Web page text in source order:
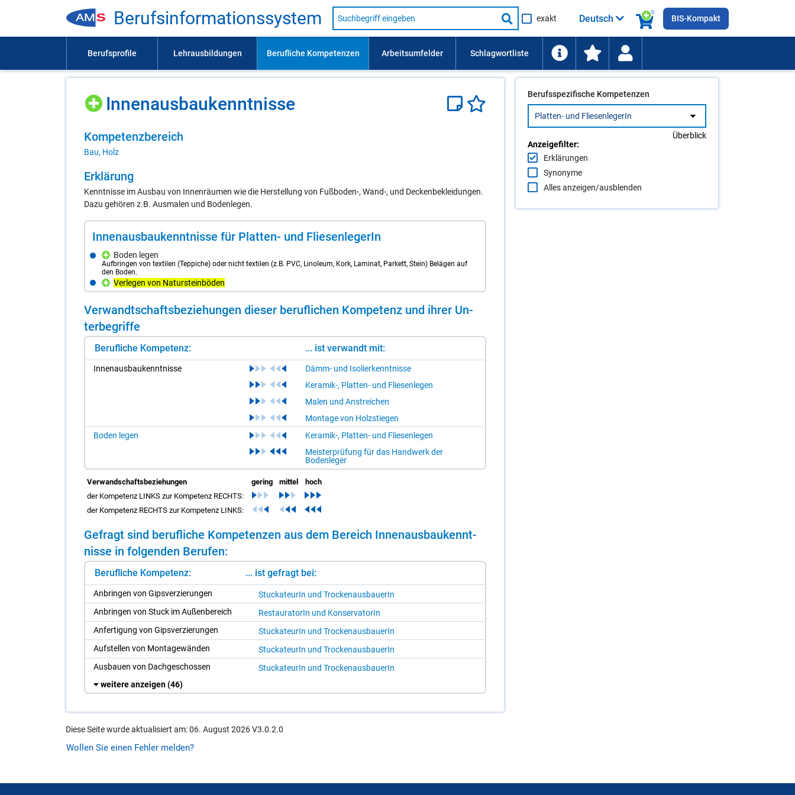
Be­rufs­in­for­ma­ti­ons­sys­tem
Suche
nach
Lehrausbildung,
usw.
Suche
starten
exakt
0
Deutsch BIS-Kompakt
In­nen­aus­bau­kennt­nis­se
Kom­pe­tenz­be­reich
Bau, Holz
Er­klä­rung
Kenntnisse im Ausbau von Innenräumen wie die Herstellung von Fußboden-, Wand-, und Deckenbekleidungen.
Dazu gehören z.B. Ausmalen und Bodenlegen.
In­nen­aus­bau­kennt­nis­se für Plat­ten- und Flie­sen­le­ge­rIn
Boden legen
Aufbringen von textilen (Teppiche) oder nicht textilen (z.B. PVC, Linoleum, Kork, Laminat, Parkett, Stein) Belägen auf
den Boden.
Verlegen von Natursteinböden
Ver­wandt­schafts­be­zie­hun­gen die­ser be­ruf­li­chen Kom­pe­tenz und ih­rer Un­
ter­be­grif­fe
Berufliche Kompetenz: ... ist verwandt mit:
In­nen­aus­bau­kennt­nis­se
Dämm- und Isolierkenntnisse
Keramik-, Platten- und Fliesenlegen
Malen und Anstreichen
Montage von Holzstiegen
Boden legen
Keramik-, Platten- und Fliesenlegen
Meisterprüfung für das Handwerk der
Bodenleger
Verwandschaftsbeziehungen gering mittel
hoch
der Kompetenz LINKS zur Kompetenz RECHTS:
der Kompetenz RECHTS zur Kompetenz LINKS:
Ge­fragt sind be­ruf­li­che Kom­pe­ten­zen aus dem Be­reich In­nen­aus­bau­kennt­
nis­se in fol­gen­den Be­ru­fen:
Berufliche Kompetenz: ... ist gefragt bei:
An­brin­gen von Gips­ver­zie­run­gen
Stucka­teu­rIn und Tro­cken­aus­baue­rIn
An­brin­gen von Stuck im Au­ßen­be­reich
Re­stau­ra­to­rIn und Kon­ser­va­to­rIn
An­fer­ti­gung von Gips­ver­zie­run­gen
Stucka­teu­rIn und Tro­cken­aus­baue­rIn
Auf­stel­len von Mon­ta­ge­wän­den
Stucka­teu­rIn und Tro­cken­aus­baue­rIn
Aus­bau­en von Dach­ge­schos­sen
Stucka­teu­rIn und Tro­cken­aus­baue­rIn
weitere anzeigen(46)
Berufsspezifische Kompetenzen
Überblick
Anzeigefilter:
Erklärungen
Synonyme
Alles anzeigen/ausblenden
Diese Seite wurde aktualisiert am: 06. August 2026 V3.0.2.0
Wollen Sie einen Fehler melden?